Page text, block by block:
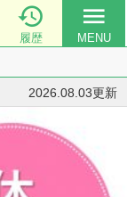

履歴
menu
MENU
2026.08.03更新